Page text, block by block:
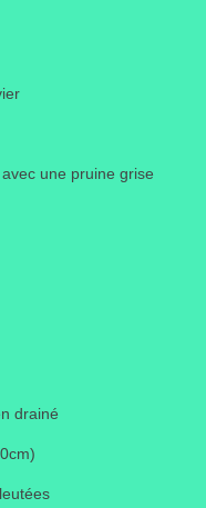
une pruine grise
drainé